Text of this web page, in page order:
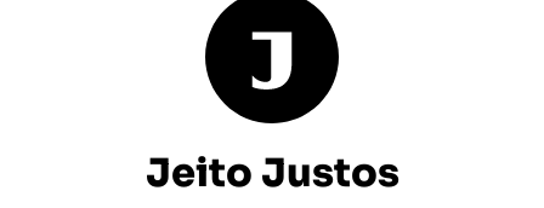
Jeito Justos